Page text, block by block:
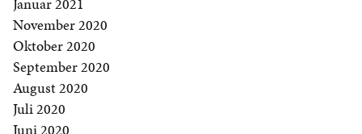
November 2020
Oktober 2020
September 2020
August 2020
Juli 2020
Juni 2020